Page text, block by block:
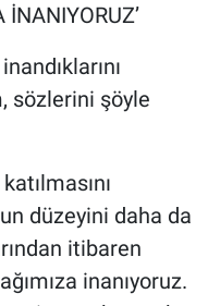
İNANIYORUZ’
sözlerini şöyle
düzeyini daha da
itibaren
inanıyoruz.